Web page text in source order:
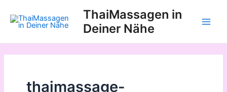
Inhalt
springen
ThaiMassagen in
Deiner Nähe
thaimassage-